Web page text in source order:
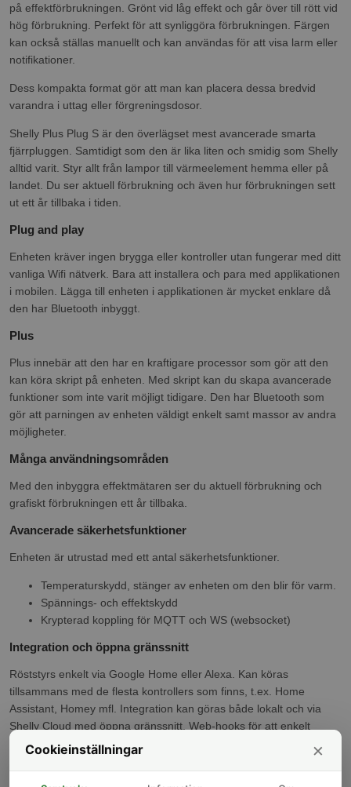
på effektförbrukningen. Grönt vid låg effekt och går över till rött vid
hög förbrukning. Perfekt för att synliggöra förbrukningen. Färgen
kan också ställas manuellt och kan användas för att visa larm eller
notifikationer.
Dess kompakta format gör att man kan placera dessa bredvid
varandra i uttag eller förgreningsdosor.
Shelly Plus Plug S är den överlägset mest avancerade smarta
fjärrpluggen. Samtidigt som den är lika liten och smidig som Shelly
alltid varit. Styr allt från lampor till värmeelement hemma eller på
landet. Du ser aktuell förbrukning och även hur förbrukningen sett
ut ett år tillbaka i tiden.
Plug and play
Enheten kräver ingen brygga eller kontroller utan fungerar med ditt
vanliga Wifi nätverk. Bara att installera och para med applikationen
i mobilen. Lägga till enheten i applikationen är mycket enklare då
den har Bluetooth inbyggt.
Plus
Plus innebär att den har en kraftigare processor som gör att den
kan köra skript på enheten. Med skript kan du skapa avancerade
funktioner som inte varit möjligt tidigare. Den har Bluetooth som
gör att parningen av enheten väldigt enkelt samt massor av andra
möjligheter.
Många användningsområden
Med den inbyggra effektmätaren ser du aktuell förbrukning och
grafiskt förbrukningen ett år tillbaka.
Avancerade säkerhetsfunktioner
Enheten är utrustad med ett antal säkerhetsfunktioner.
Temperaturskydd, stänger av enheten om den blir för varm.
Spännings- och effektskydd
Krypterad koppling för MQTT och WS (websocket)
Integration och öppna gränssnitt
Röststyrs enkelt via Google Home eller Alexa. Kan köras
tillsammans med de flesta kontrollers som finns, t.ex. Home
Assistant, Homey mfl. Integration kan göras både lokalt och via
Shelly Cloud med öppna gränssnitt. Web-hooks för att enkelt
anropa andra tjänster. Stödjer protokoll som MQTT(S), HTTP(S)
och WS(S) för integration eller egna lösningar. Kan köra samtliga
Cookieinställningar ×